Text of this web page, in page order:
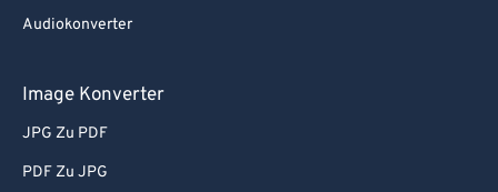
Audiokonverter
Image Konverter
JPG Zu PDF
PDF Zu JPG